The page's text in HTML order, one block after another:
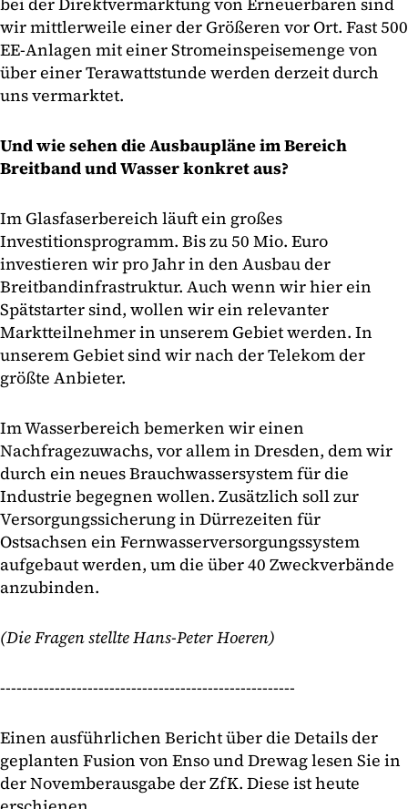
wir mittlerweile einer der Größeren vor Ort. Fast 500
EE-Anlagen mit einer Stromeinspeisemenge von
über einer Terawattstunde werden derzeit durch
uns vermarktet.
Und wie sehen die Ausbaupläne im Bereich
Breitband und Wasser konkret aus?
Im Glasfaserbereich läuft ein großes
Investitionsprogramm. Bis zu 50 Mio. Euro
investieren wir pro Jahr in den Ausbau der
Breitbandinfrastruktur. Auch wenn wir hier ein
Spätstarter sind, wollen wir ein relevanter
Marktteilnehmer in unserem Gebiet werden. In
unserem Gebiet sind wir nach der Telekom der
größte Anbieter.
Im Wasserbereich bemerken wir einen
Nachfragezuwachs, vor allem in Dresden, dem wir
durch ein neues Brauchwassersystem für die
Industrie begegnen wollen. Zusätzlich soll zur
Versorgungssicherung in Dürrezeiten für
Ostsachsen ein Fernwasserversorgungssystem
aufgebaut werden, um die über 40 Zweckverbände
anzubinden.
(Die Fragen stellte Hans-Peter Hoeren)
------------------------------------------------------
Einen ausführlichen Bericht über die Details der
geplanten Fusion von Enso und Drewag lesen Sie in
der Novemberausgabe der ZfK. Diese ist heute